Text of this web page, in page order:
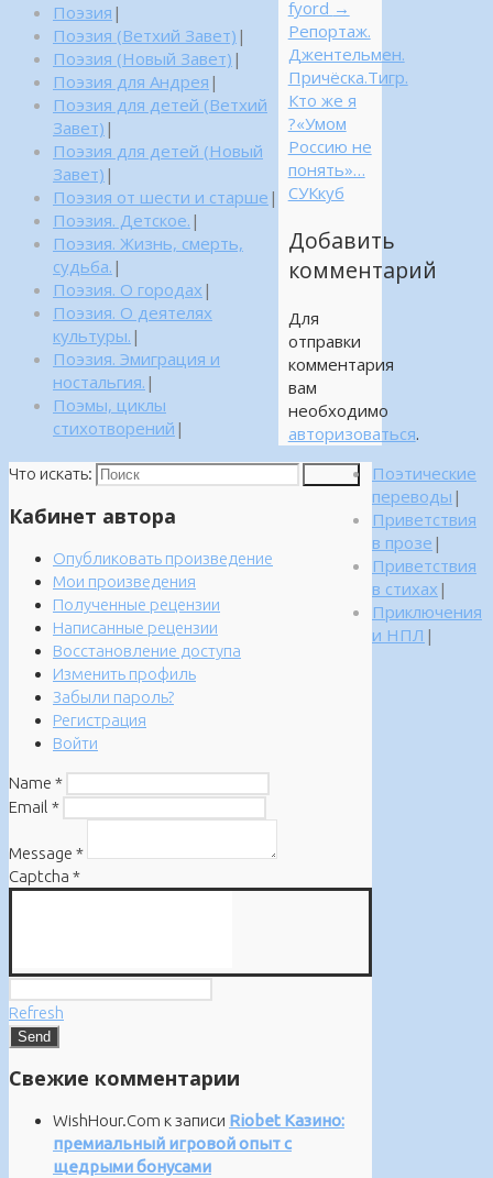
fyord →
Репортаж.
Джентельмен.
Причёска.Тигр.
Кто же я
?«Умом
Россию не
понять»…
СУКкуб
Добавить
комментарий
Для
отправки
комментария
вам
необходимо
авторизоваться.
Что искать:
Кабинет автора
Опубликовать произведение
Мои произведения
Полученные рецензии
Написанные рецензии
Восстановление доступа
Изменить профиль
Забыли пароль?
Регистрация
Войти
Name *
Email *
Message *
Captcha *
Refresh
Свежие комментарии
WishHour.Com к записи Riobet Казино:
премиальный игровой опыт с
щедрыми бонусами
Поэзия |
Поэзия (Ветхий Завет) |
Поэзия (Новый Завет) |
Поэзия для Андрея |
Поэзия для детей (Ветхий
Завет) |
Поэзия для детей (Новый
Завет) |
Поэзия от шести и старше |
Поэзия. Детское. |
Поэзия. Жизнь, смерть,
судьба. |
Поэзия. О городах |
Поэзия. О деятелях
культуры. |
Поэзия. Эмиграция и
ностальгия. |
Поэмы, циклы
стихотворений |
Поэтические
переводы |
Приветствия
в прозе |
Приветствия
в стихах |
Приключения
и НПЛ |